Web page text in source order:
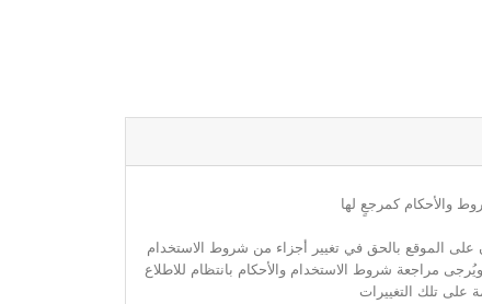
والأحكام كمرجعٍ لها
على الموقع بالحق في تغيير أجزاء من شروط الاستخدام
مراجعة شروط الاستخدام والأحكام بانتظام للاطلاع
على تلك التغييرات